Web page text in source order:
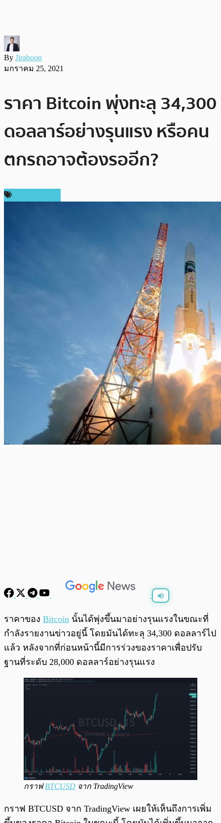
By Jiraboon
มกราคม 25, 2021
ราคา Bitcoin พุ่งทะลุ 34,300
ดอลลาร์อย่างรุนแรง หรือคน
ตกรถอาจต้องรออีก?
0:00
ราคาของ Bitcoin นั้นได้พุ่งขึ้นมาอย่างรุนแรงในขณะที่
กำลังรายงานข่าวอยู่นี้ โดยมันได้ทะลุ 34,300 ดอลลาร์ไป
แล้ว หลังจากที่ก่อนหน้านี้มีการร่วงของราคาเพื่อปรับ
ฐานที่ระดับ 28,000 ดอลลาร์อย่างรุนแรง
กราฟBTCUSD จาก TradingView
กราฟ BTCUSD จาก TradingView เผยให้เห็นถึงการเพิ่ม